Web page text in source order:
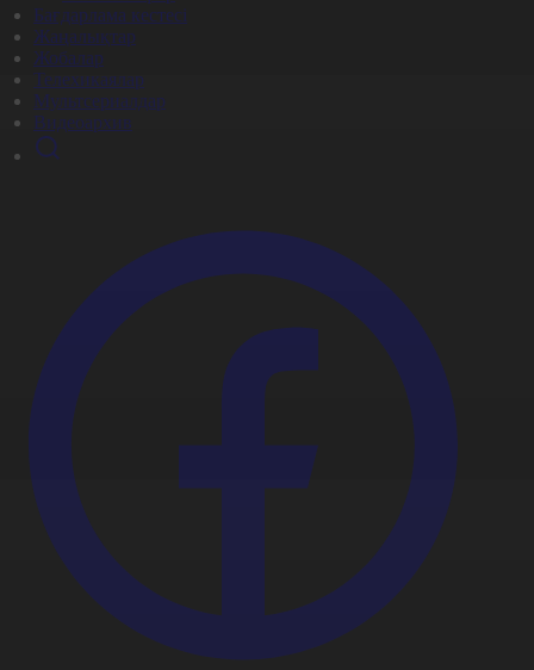
Бағдарлама кестесі
Жаңалықтар
Жобалар
Телехикаялар
Мультсериалдар
Видеоархив